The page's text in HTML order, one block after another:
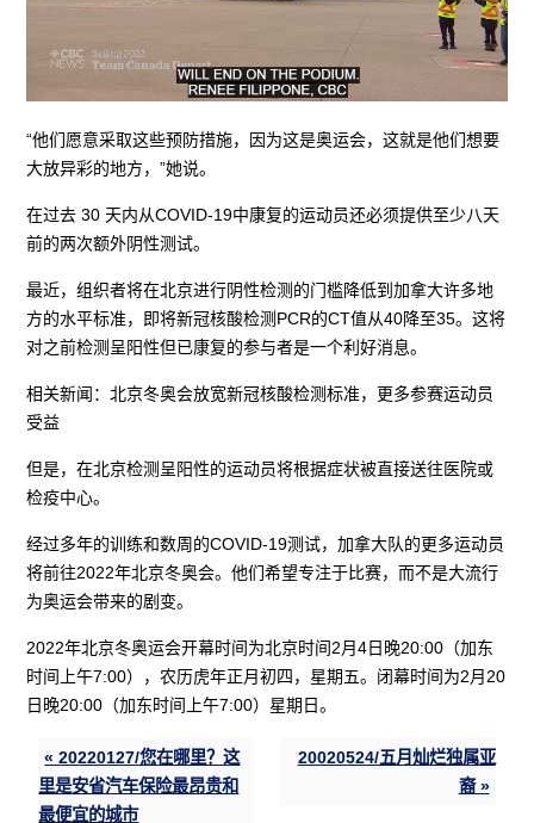
“他们愿意采取这些预防措施，因为这是奥运会，这就是他们想要
大放异彩的地方，”她说。
在过去 30 天内从COVID-19中康复的运动员还必须提供至少八天
前的两次额外阴性测试。
最近，组织者将在北京进行阴性检测的门槛降低到加拿大许多地
方的水平标准，即将新冠核酸检测PCR的CT值从40降至35。这将
对之前检测呈阳性但已康复的参与者是一个利好消息。
相关新闻：北京冬奥会放宽新冠核酸检测标准，更多参赛运动员
受益
但是，在北京检测呈阳性的运动员将根据症状被直接送往医院或
检疫中心。
经过多年的训练和数周的COVID-19测试，加拿大队的更多运动员
将前往2022年北京冬奥会。他们希望专注于比赛，而不是大流行
为奥运会带来的剧变。
2022年北京冬奥运会开幕时间为北京时间2月4日晚20:00（加东
时间上午7:00），农历虎年正月初四，星期五。闭幕时间为2月20
日晚20:00（加东时间上午7:00）星期日。
« 20220127/您在哪里？这
里是安省汽车保险最昂贵和
最便宜的城市
20020524/五月灿烂独属亚
裔 »